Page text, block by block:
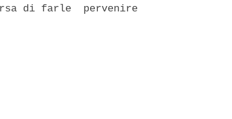
di farle  pervenire